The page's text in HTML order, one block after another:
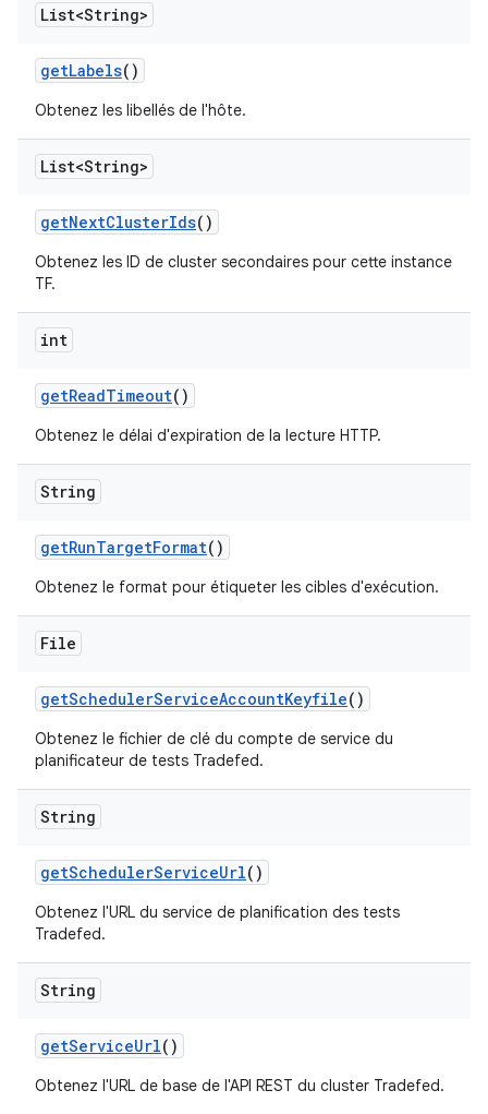
List<String>
getLabels()
Obtenez les libellés de l'hôte.
List<String>
getNextClusterIds()
Obtenez les ID de cluster secondaires pour cette instance
TF.
int
getReadTimeout()
Obtenez le délai d'expiration de la lecture HTTP.
String
getRunTargetFormat()
Obtenez le format pour étiqueter les cibles d'exécution.
File
getSchedulerServiceAccountKeyfile()
Obtenez le fichier de clé du compte de service du
planificateur de tests Tradefed.
String
getSchedulerServiceUrl()
Obtenez l'URL du service de planification des tests
Tradefed.
String
getServiceUrl()
Obtenez l'URL de base de l'API REST du cluster Tradefed.